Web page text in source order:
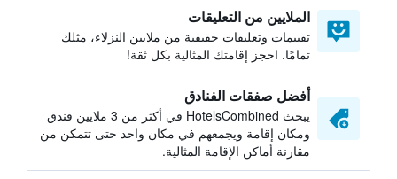
الملايين من التعليقات
تقييمات وتعليقات حقيقية من ملايين النزلاء، مثلك
تمامًا. احجز إقامتك المثالية بكل ثقة!
أفضل صفقات الفنادق
يبحث HotelsCombined في أكثر من 3 ملايين فندق
ومكان إقامة ويجمعهم في مكان واحد حتى تتمكن من
مقارنة أماكن الإقامة المثالية.